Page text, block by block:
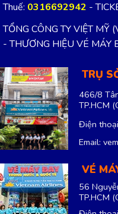
Thuế: 0316692942 -
TỔNG CÔNG TY VIỆT MỸ
- THƯƠNG HIỆU VÉ
TRỤ
466/8
TP.HCM
Điện
Email:
VÉ
56
TP.HCM